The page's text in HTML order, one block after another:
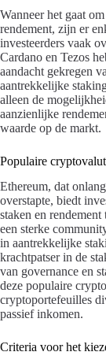
Wanneer het gaat
rendement, zijn er
investeerders vaak
Cardano en Tezos
aandacht gekregen
aantrekkelijke
alleen de
aanzienlijke
waarde op de markt.
Populaire
Ethereum, dat
overstapte, biedt
staken en
een sterke
in aantrekkelijke
krachtpatser in de
van governance en
deze populaire
cryptoportefeuilles
passief inkomen.
Criteria voor het